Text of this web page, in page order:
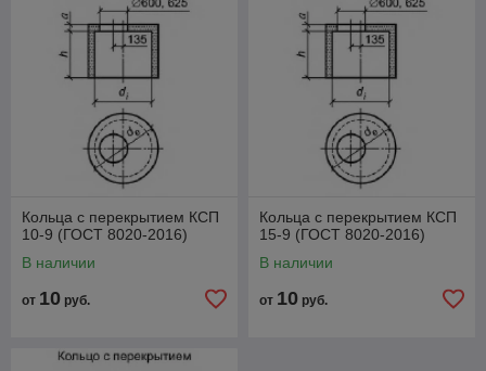
Кольца с перекрытием КСП
10-9 (ГОСТ 8020-2016)
В наличии
от 10 руб.
Кольца с перекрытием КСП
15-9 (ГОСТ 8020-2016)
В наличии
от 10 руб.